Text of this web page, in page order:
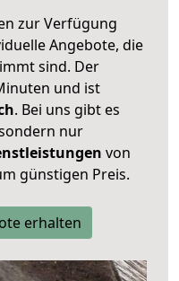
zur Verfügung
Angebote, die
sind. Der
und ist
. Bei uns gibt es
nur
von
günstigen Preis.
erhalten